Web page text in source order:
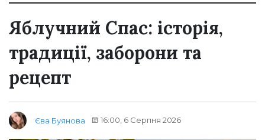
Яблучний Спас: історія,
традиції, заборони та
рецепт
Єва Буянова 16:00, 6 Серпня 2026